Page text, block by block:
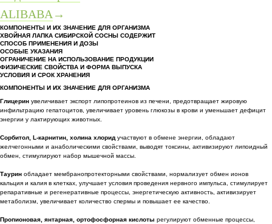
ALIBABA →
КОМПОНЕНТЫ И ИХ ЗНАЧЕНИЕ ДЛЯ ОРГАНИЗМА
ХВОЙНАЯ ЛАПКА СИБИРСКОЙ СОСНЫ СОДЕРЖИТ
СПОСОБ ПРИМЕНЕНИЯ И ДОЗЫ
ОСОБЫЕ УКАЗАНИЯ
ОГРАНИЧЕНИЕ НА ИСПОЛЬЗОВАНИЕ ПРОДУКЦИИ
ФИЗИЧЕСКИЕ СВОЙСТВА И ФОРМА ВЫПУСКА
УСЛОВИЯ И СРОК ХРАНЕНИЯ
КОМПОНЕНТЫ И ИХ ЗНАЧЕНИЕ ДЛЯ ОРГАНИЗМА
Глицерин увеличивает экспорт липопротеинов из печени, предотвращает жировую
инфильтрацию гепатоцитов, увеличивает уровень глюкозы в крови и уменьшает дефицит
энергии у лактирующих животных.
Сорбитол, L-карнитин, холина хлоридучаствуют в обмене энергии, обладают
желчегонными и анаболическими свойствами, выводят токсины, активизируют липоидный
обмен, стимулируют набор мышечной массы.
Таурин обладает мембранопротекторными свойствами, нормализует обмен ионов
кальция и калия в клетках, улучшает условия проведения нервного импульса, стимулирует
репаративные и регенеративные процессы, энергетическую активность, активизирует
метаболизм, увеличивает количество спермы и повышает ее качество.
Пропионовая, янтарная, ортофосфорная кислоты регулируют обменные процессы,